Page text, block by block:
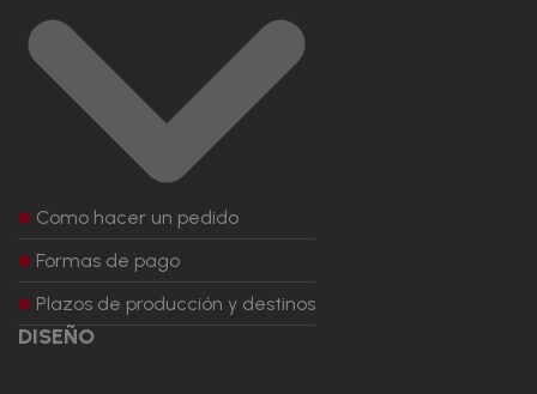
Como hacer un pedido
Formas de pago
Plazos de producción y destinos
DISEÑO